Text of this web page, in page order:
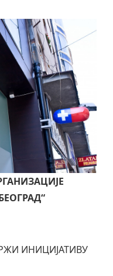
ИНИЦИЈАТИВУ